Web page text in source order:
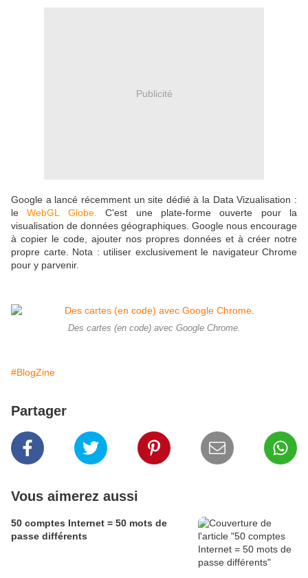
Publicité
Google a lancé récemment un site dédié à la Data Vizualisation :
leWebGL Globe.
C'est une plate-forme ouverte pour la
visualisation de données géographiques. Google nous encourage
à copier le code, ajouter nos propres données et à créer notre
propre carte. Nota : utiliser exclusivement le navigateur Chrome
pour y parvenir.
Des cartes (en code) avec Google Chrome.
#BlogZine
Partager
Vous aimerez aussi
50 comptes Internet = 50 mots de
passe différents